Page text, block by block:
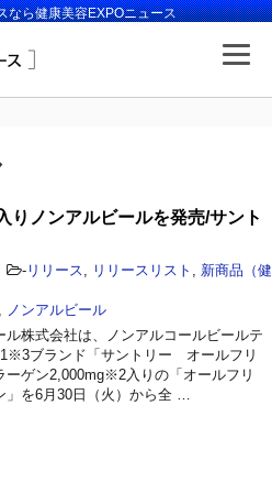
なら健康美容EXPOニュース
りノンアルビールを発売/サント
- リリース リリースリスト
新商品（健
ノンアルビール
ル株式会社は、ノンアルコールビールテ
ブランド「サントリー オールフリ
ーゲン2,000mg※2入りの「オールフリ
を6月30日（火）から全 …